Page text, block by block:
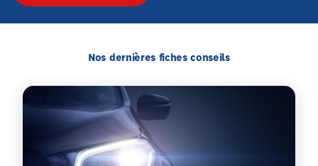
Nos dernières fiches conseils